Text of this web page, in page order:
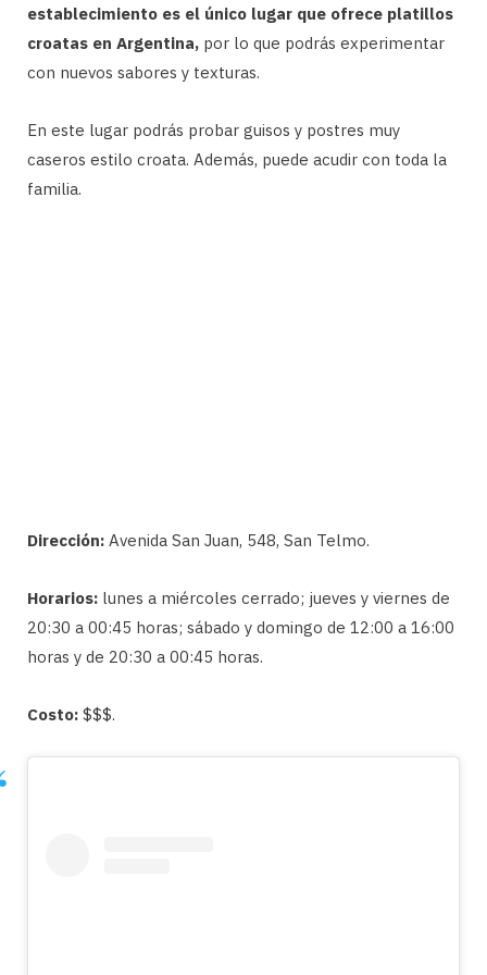
establecimiento es el único lugar que ofrece platillos
croatas en Argentina, por lo que podrás experimentar
con nuevos sabores y texturas.
En este lugar podrás probar guisos y postres muy
caseros estilo croata. Además, puede acudir con toda la
familia.
Dirección: Avenida San Juan, 548, San Telmo.
Horarios: lunes a miércoles cerrado; jueves y viernes de
20:30 a 00:45 horas; sábado y domingo de 12:00 a 16:00
horas y de 20:30 a 00:45 horas.
Costo: $$$.